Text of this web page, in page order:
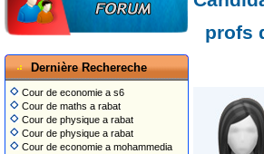
Dernière Rechereche
Cour de economie a s6
Cour de maths a rabat
Cour de physique a rabat
Cour de physique a rabat
Cour de economie a mohammedia
profs